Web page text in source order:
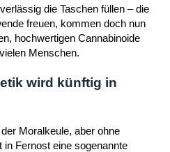
die Taschen füllen – die
freuen, kommen doch nun
hochwertigen Cannabinoide
Menschen.
wird künftig in
Moralkeule, aber ohne
Fernost eine sogenannte